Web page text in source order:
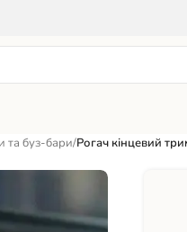
та буз-бари/Рогач кінцевий